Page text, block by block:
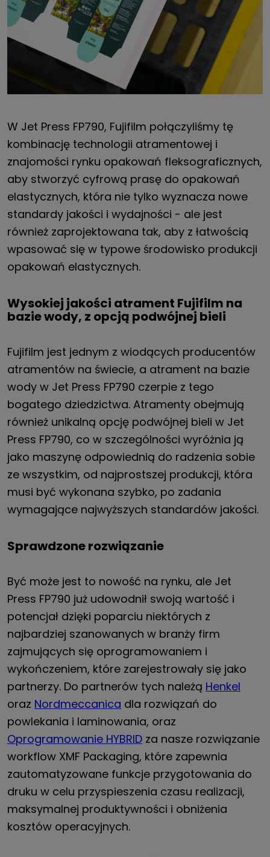
W Jet Press FP790, Fujifilm połączyliśmy tę
kombinację technologii atramentowej i
znajomości rynku opakowań fleksograficznych,
aby stworzyć cyfrową prasę do opakowań
elastycznych, która nie tylko wyznacza nowe
standardy jakości i wydajności - ale jest
również zaprojektowana tak, aby z łatwością
wpasować się w typowe środowisko produkcji
opakowań elastycznych.
Wysokiej jakości atrament Fujifilm na
bazie wody, z opcją podwójnej bieli
Fujifilm jest jednym z wiodących producentów
atramentów na świecie, a atrament na bazie
wody w Jet Press FP790 czerpie z tego
bogatego dziedzictwa. Atramenty obejmują
również unikalną opcję podwójnej bieli w Jet
Press FP790, co w szczególności wyróżnia ją
jako maszynę odpowiednią do radzenia sobie
ze wszystkim, od najprostszej produkcji, która
musi być wykonana szybko, po zadania
wymagające najwyższych standardów jakości.
Sprawdzone rozwiązanie
Być może jest to nowość na rynku, ale Jet
Press FP790 już udowodnił swoją wartość i
potencjał dzięki poparciu niektórych z
najbardziej szanowanych w branży firm
zajmujących się oprogramowaniem i
wykończeniem, które zarejestrowały się jako
partnerzy. Do partnerów tych należą Henkel
oraz Nordmeccanica dla rozwiązań do
powlekania i laminowania, oraz
Oprogramowanie HYBRID za nasze rozwiązanie
workflow XMF Packaging, które zapewnia
zautomatyzowane funkcje przygotowania do
druku w celu przyspieszenia czasu realizacji,
maksymalnej produktywności i obniżenia
kosztów operacyjnych.